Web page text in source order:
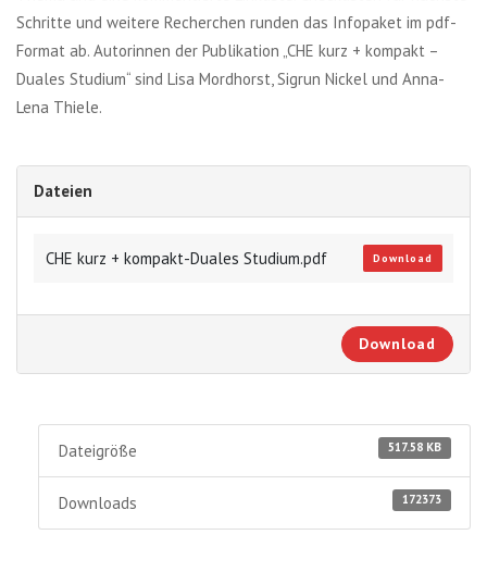
Schritte und weitere Recherchen runden das Infopaket im pdf-
Format ab. Autorinnen der Publikation „CHE kurz + kompakt –
Duales Studium“ sind Lisa Mordhorst, Sigrun Nickel und Anna-
Lena Thiele.
Dateien
CHE kurz + kompakt-Duales Studium.pdf Download
Download
517.58 KB
Dateigröße
172373
Downloads